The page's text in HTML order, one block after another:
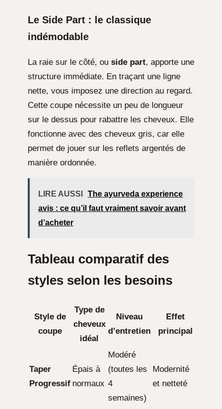
Le Side Part : le classique
indémodable
La raie sur le côté, ou side part, apporte une
structure immédiate. En traçant une ligne
nette, vous imposez une direction au regard.
Cette coupe nécessite un peu de longueur
sur le dessus pour rabattre les cheveux. Elle
fonctionne avec des cheveux gris, car elle
permet de jouer sur les reflets argentés de
manière ordonnée.
LIRE AUSSI
The ayurveda experience
avis : ce qu’il faut vraiment savoir avant
d’acheter
Tableau comparatif des
styles selon les besoins
Style de
coupe
Type de
cheveux
idéal
Niveau
d’entretien
Effet
principal
Taper
Progressif
Épais à
normaux
Modéré
(toutes les
4
semaines)
Modernité
et netteté